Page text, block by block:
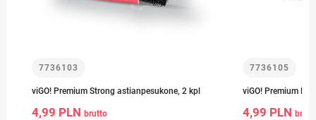
7736103
viGO! Premium Strong astianpesukone, 2 kpl
4,99 PLN brutto
7736105
viGO! Premium
4,99 PLN